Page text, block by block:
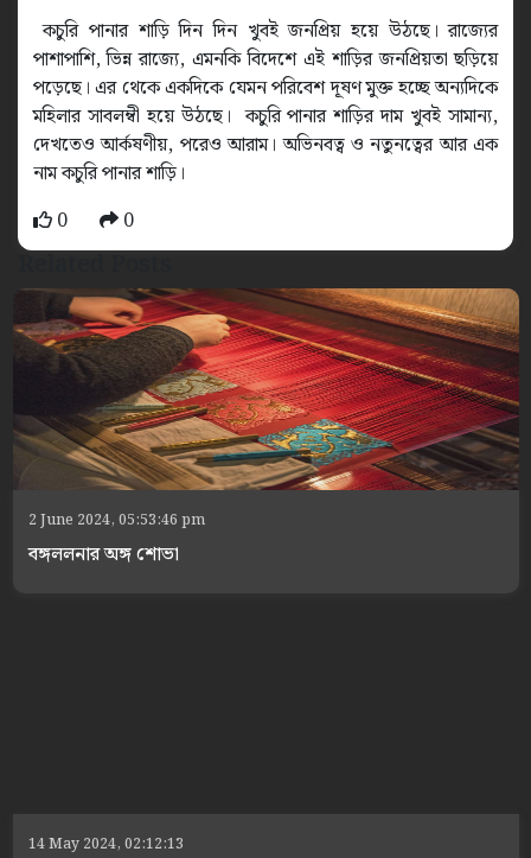
কচুরি পানার শাড়ি দিন দিন খুবই জনপ্রিয় হয়ে উঠছে। রাজ্যের
পাশাপাশি, ভিন্ন রাজ্যে, এমনকি বিদেশে এই শাড়ির জনপ্রিয়তা ছড়িয়ে
পড়েছে। এর থেকে একদিকে যেমন পরিবেশ দূষণ মুক্ত হচ্ছে অন্যদিকে
মহিলার সাবলম্বী হয়ে উঠছে। কচুরি পানার শাড়ির দাম খুবই সামান্য,
দেখতেও আর্কষণীয়, পরেও আরাম। অভিনবত্ব ও নতুনত্বের আর এক
নাম কচুরি পানার শাড়ি।
0
0
2 June 2024, 05:53:46 pm
বঙ্গললনার অঙ্গ শোভা
14 May 2024, 02:12:13